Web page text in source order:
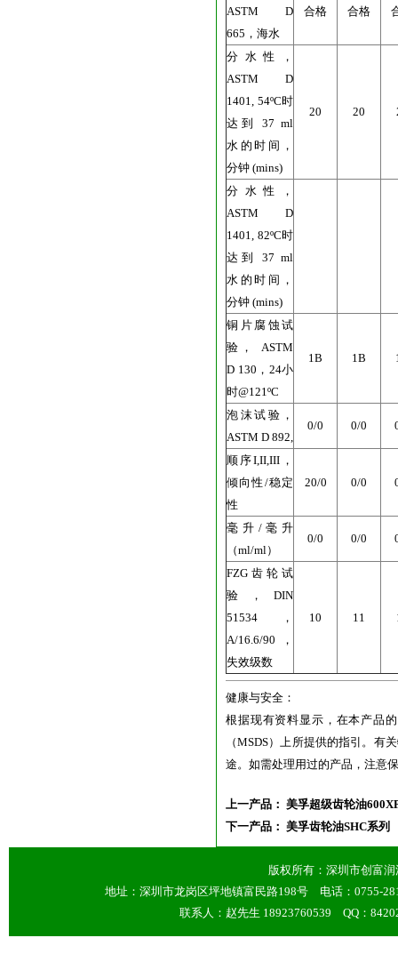
ASTM D
665，海水
合格 合格
分水性，
ASTM D
1401, 54ºC时
达到 37 ml
水的时间，
分钟 (mins)
20 20
分水性，
ASTM D
1401, 82ºC时
达到 37 ml
水的时间，
分钟 (mins)
铜片腐蚀试
验， ASTM
D 130，24小
时@121ºC
1B 1B
泡沫试验，
ASTM D 892,
0/0 0/0
顺序I,II,III，
倾向性/稳定
性
20/0 0/0
毫升/毫升
（ml/ml）
0/0 0/0
FZG齿轮试
验，DIN
51534，
A/16.6/90，
失效级数
10 11
健康与安全：
根据现有资料显示，在本产品
（MSDS）上所提供的指引。有
途。如需处理用过的产品，注意
上一产品： 美孚超级齿轮油
下一产品： 美孚齿轮油SHC系列
版权所有：深圳市创富
地址：深圳市龙岗区坪地镇富民路198号 电话：0755-
联系人：赵先生 18923760539 QQ：